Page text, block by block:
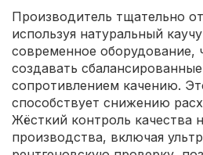
Производитель тщательно
используя натуральный
современное оборудование,
создавать
сопротивлением качению.
способствует снижению
Жёсткий контроль качества
производства, включая